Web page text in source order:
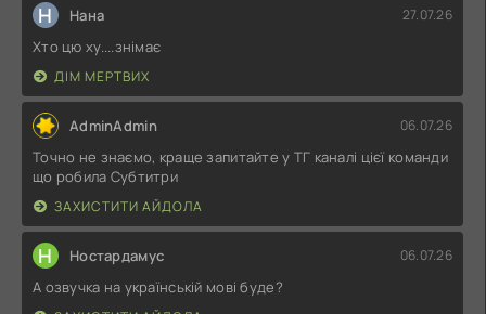
Н Нана 27.07.26
Хто цю ху....знімає
ДІМ МЕРТВИХ
AdminAdmin 06.07.26
Точно не знаємо, краще запитайте у ТГ каналі цієї команди
що робила Субтитри
ЗАХИСТИТИ АЙДОЛА
Н Ностардамус 06.07.26
А озвучка на українській мові буде?